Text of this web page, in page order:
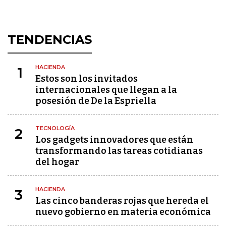
TENDENCIAS
1 HACIENDA
Estos son los invitados
internacionales que llegan a la
posesión de De la Espriella
2 TECNOLOGÍA
Los gadgets innovadores que están
transformando las tareas cotidianas
del hogar
3 HACIENDA
Las cinco banderas rojas que hereda el
nuevo gobierno en materia económica